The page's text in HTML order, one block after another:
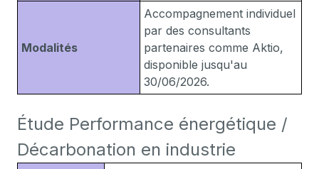
Modalités
Accompagnement individuel
par des consultants
partenaires comme Aktio,
disponible jusqu'au
30/06/2026.
Étude Performance énergétique /
Décarbonation en industrie